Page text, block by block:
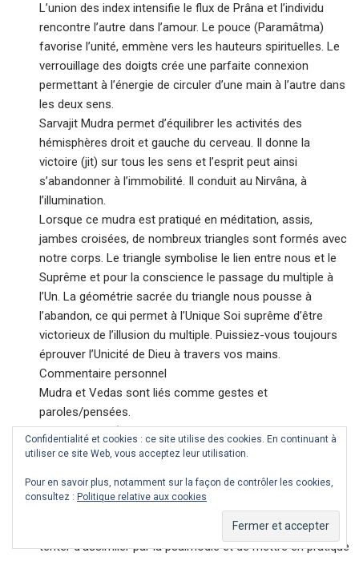
L’union des index intensifie le flux de Prâna et l’individu
rencontre l’autre dans l’amour. Le pouce (Paramâtma)
favorise l’unité, emmène vers les hauteurs spirituelles. Le
verrouillage des doigts crée une parfaite connexion
permettant à l’énergie de circuler d’une main à l’autre dans
les deux sens.
Sarvajit Mudra permet d’équilibrer les activités des
hémisphères droit et gauche du cerveau. Il donne la
victoire (jit) sur tous les sens et l’esprit peut ainsi
s’abandonner à l’immobilité. Il conduit au Nirvâna, à
l’illumination.
Lorsque ce mudra est pratiqué en méditation, assis,
jambes croisées, de nombreux triangles sont formés avec
notre corps. Le triangle symbolise le lien entre nous et le
Suprême et pour la conscience le passage du multiple à
l’Un. La géométrie sacrée du triangle nous pousse à
l’abandon, ce qui permet à l’Unique Soi suprême d’être
victorieux de l’illusion du multiple. Puissiez-vous toujours
éprouver l’Unicité de Dieu à travers vos mains.
Commentaire personnel
Mudra et Vedas sont liés comme gestes et
paroles/pensées.
Veda = savoir (racine ’vid’=voir avec les vrais yeux,
intérieurs, de l’âme). Veda était savoir encyclopédique,
choisir sur laquelle ou lesquelles des centaines de ramilles
de l’arbre Veda agripper son oiseau chanteur ou plutôt
psalmodieur, autrement dit quelle(s) ramille(s) du savoir
tenter d’assimiler par la psalmodie et de mettre en pratique
Confidentialité et cookies : ce site utilise des cookies. En continuant à
utiliser ce site Web, vous acceptez leur utilisation.
Pour en savoir plus, notamment sur la façon de contrôler les cookies,
consultez : Politique relative aux cookies